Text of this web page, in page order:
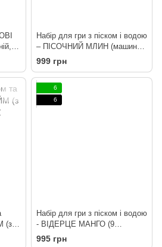
у
Набір для гри з піском і водою
– ПІСОЧНИЙ МЛИН (машинка,
лопатка)
999 грн
(з
6
6
Набір для гри з піском і водою
- ВІДЕРЦЕ МАНГО (9
предметів)
995 грн